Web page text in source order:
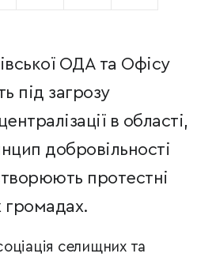
ОДА та Офісу
під загрозу
в області,
добровільності
протестні
громадах.
селищних та